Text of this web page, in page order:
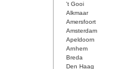
't Gooi
Alkmaar
Amersfoort
Amsterdam
Apeldoorn
Arnhem
Breda
Den Haag